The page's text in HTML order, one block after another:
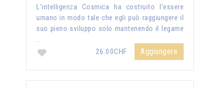
L’intelligenza Cosmica ha costruito l’essere
umano in modo tale che egli può raggiungere il
suo pieno sviluppo solo mantenendo il legame
…
26.00CHF
Aggiungere